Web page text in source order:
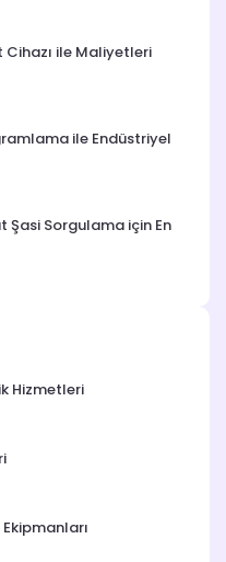
Cihazı ile Maliyetleri
ile Endüstriyel
Şasi Sorgulama için En
Hizmetleri